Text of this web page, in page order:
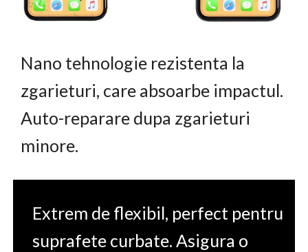
Nano tehnologie rezistenta la
zgarieturi, care absoarbe impactul.
Auto-reparare dupa zgarieturi
minore.
Extrem de flexibil, perfect pentru
suprafete curbate. Asigura o